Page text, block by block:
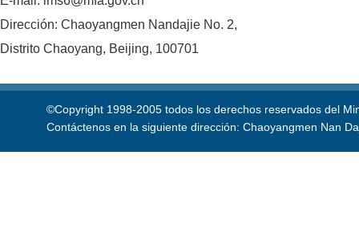
Dirección: Chaoyangmen Nandajie No. 2,
Distrito Chaoyang, Beijing, 100701
©Copyright 1998-2005 todos los derechos reservados del
Contáctenos en la siguiente dirección: Chaoyangmen Nan